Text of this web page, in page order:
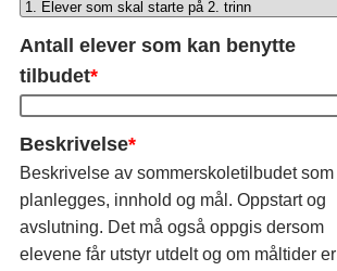
Antall elever som kan benytte
tilbudet*
Beskrivelse*
Beskrivelse av sommerskoletilbudet som
planlegges, innhold og mål. Oppstart og
avslutning. Det må også oppgis dersom
elevene får utstyr utdelt og om måltider er